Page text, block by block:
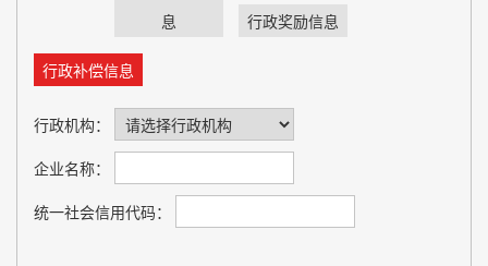
息
行政奖励信息
行政补偿信息
行政机构：
企业名称：
统一社会信用代码：